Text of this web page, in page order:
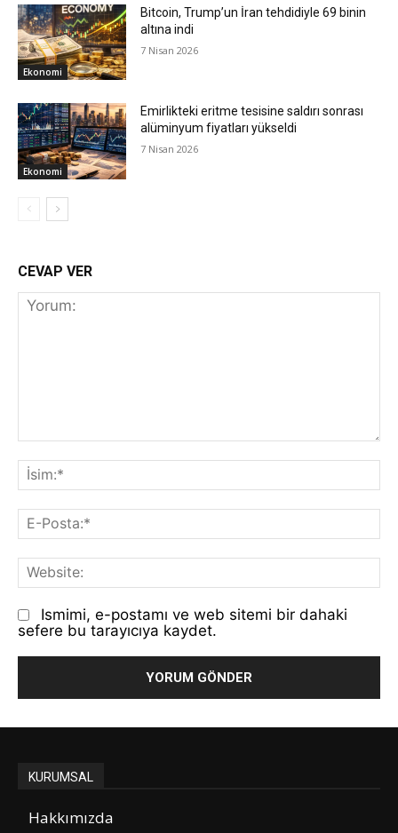
Ekonomi
Bitcoin, Trump’un İran tehdidiyle 69 binin
altına indi
7 Nisan 2026
Ekonomi
Emirlikteki eritme tesisine saldırı sonrası
alüminyum fiyatları yükseldi
7 Nisan 2026
CEVAP VER
Yorum:
E-
Ismimi, e-postamı ve web sitemi bir dahaki
sefere bu tarayıcıya kaydet.
KURUMSAL
Hakkımızda